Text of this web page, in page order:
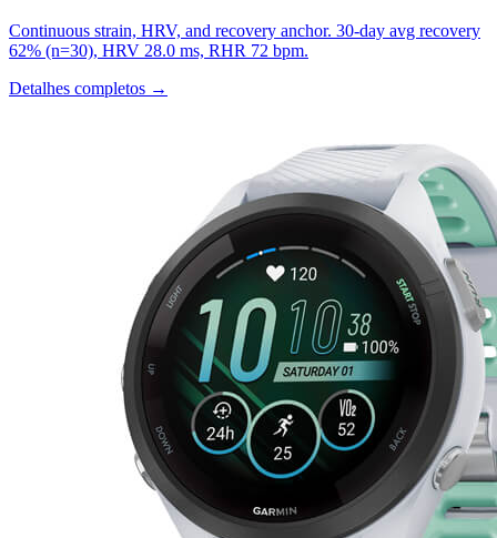
Continuous strain, HRV, and recovery anchor. 30-day avg recovery
62% (n=30), HRV 28.0 ms, RHR 72 bpm.
Detalhes completos →